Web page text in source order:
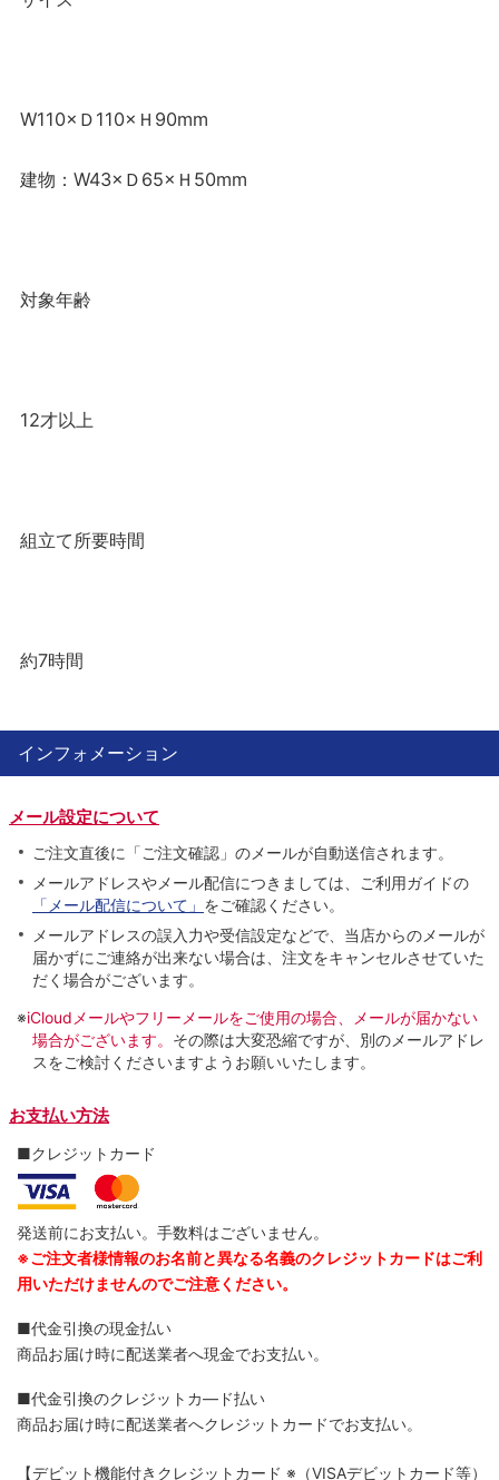
W110×Ｄ110×Ｈ90mm
建物：W43×Ｄ65×Ｈ50mm
対象年齢
12才以上
組立て所要時間
約7時間
インフォメーション
メール設定について
ご注文直後に「ご注文確認」のメールが自動送信されます。
メールアドレスやメール配信につきましては、ご利用ガイドの
「メール配信について」 をご確認ください。
メールアドレスの誤入力や受信設定などで、当店からのメールが
届かずにご連絡が出来ない場合は、注文をキャンセルさせていた
だく場合がございます。
※iCloudメールやフリーメールをご使用の場合、メールが届かない
場合がございます。 その際は大変恐縮ですが、別のメールアドレ
スをご検討くださいますようお願いいたします。
お支払い方法
■クレジットカード
発送前にお支払い。手数料はございません。
※ご注文者様情報のお名前と異なる名義のクレジットカードはご利
用いただけませんのでご注意ください。
■代金引換の現金払い
商品お届け時に配送業者へ現金でお支払い。
■代金引換のクレジットカ―ド払い
商品お届け時に配送業者へクレジットカードでお支払い。
【デビット機能付きクレジットカード ※（VISAデビットカード等）